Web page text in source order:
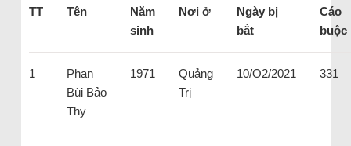
TT Tên
Năm
sinh
Nơi ở
Ngày bị
bắt
Cáo
buộc
1
Phan
Bùi Bảo
Thy
1971
Quảng
Trị
10/O2/2021 331